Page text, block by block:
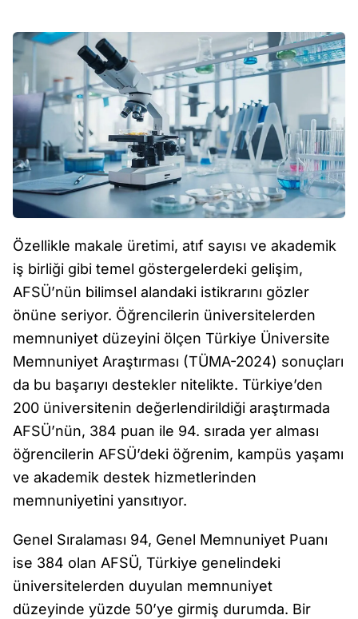
Özellikle makale üretimi, atıf sayısı ve akademik
iş birliği gibi temel göstergelerdeki gelişim,
AFSÜ’nün bilimsel alandaki istikrarını gözler
önüne seriyor. Öğrencilerin üniversitelerden
memnuniyet düzeyini ölçen Türkiye Üniversite
Memnuniyet Araştırması (TÜMA-2024) sonuçları
da bu başarıyı destekler nitelikte. Türkiye’den
200 üniversitenin değerlendirildiği araştırmada
AFSÜ’nün, 384 puan ile 94. sırada yer alması
öğrencilerin AFSÜ’deki öğrenim, kampüs yaşamı
ve akademik destek hizmetlerinden
memnuniyetini yansıtıyor.
Genel Sıralaması 94, Genel Memnuniyet Puanı
ise 384 olan AFSÜ, Türkiye genelindeki
üniversitelerden duyulan memnuniyet
düzeyinde yüzde 50’ye girmiş durumda. Bir